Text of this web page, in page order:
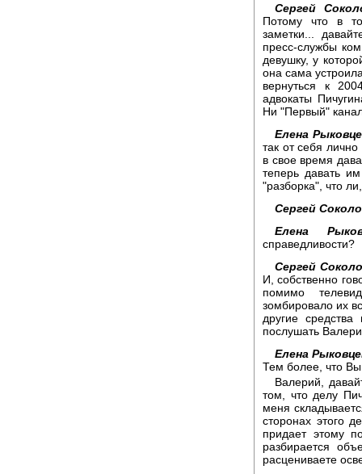
Сергей
Потому что в
заметки...
пресс-службы
девушку, у
она сама
вернуться к
адвокаты
Ни "Первый"
Елена
так от себя
в свое время
теперь давать
"разборка", что
Сергей
Елена
справедливости?
Сергей
И, собственно
помимо
зомбировало их
другие
послушать
Елена
Тем более, что
Валерий,
том, что делу
меня
сторонах этого
придает этому
разбирается
расцениваете